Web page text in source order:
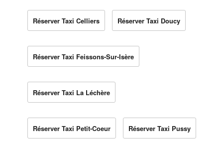
Réserver Taxi Celliers Réserver Taxi Doucy
Réserver Taxi Feissons-Sur-Isère
Réserver Taxi La Léchère
Réserver Taxi Petit-Coeur Réserver Taxi Pussy